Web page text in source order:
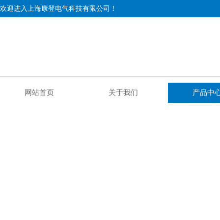
欢迎进入上海康登电气科技有限公司！
网站首页 关于我们 产品中